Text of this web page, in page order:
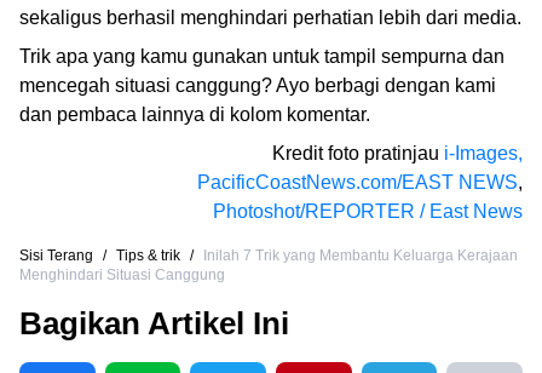
sekaligus berhasil menghindari perhatian lebih dari media.
Trik apa yang kamu gunakan untuk tampil sempurna dan
mencegah situasi canggung? Ayo berbagi dengan kami
dan pembaca lainnya di kolom komentar.
Kredit foto pratinjau i-Images,
PacificCoastNews.com/EAST NEWS,
Photoshot/REPORTER / East News
Sisi Terang / Tips & trik /
Inilah 7 Trik yang Membantu Keluarga Kerajaan
Menghindari Situasi Canggung
Bagikan Artikel Ini